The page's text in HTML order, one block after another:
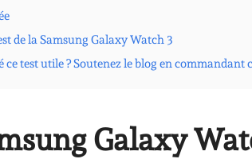
de la Samsung Galaxy Watch 3
ce test utile ? Soutenez le blog en commandant
Galaxy